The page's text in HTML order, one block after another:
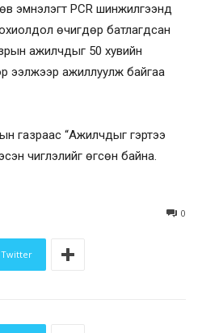
эмнэлэгт PCR шинжилгээнд
өчигдөр батлагдсан
ажилчдыг 50 хувийн
ээлжээр ажиллуулж байгаа
газраас “Ажилчдыг гэртээ
чиглэлийг өгсөн байна.
0
Twitter